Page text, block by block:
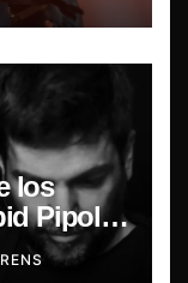
los
Pipol